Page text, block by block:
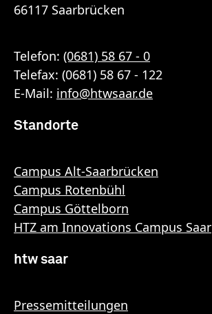
66117 Saarbrücken
Telefon: (0681) 58 67 - 0
Telefax: (0681) 58 67 - 122
E-Mail: info@htwsaar.de
Standorte
Campus Alt-Saarbrücken
Campus Rotenbühl
Campus Göttelborn
HTZ am Innovations Campus Saar
htw saar
Pressemitteilungen